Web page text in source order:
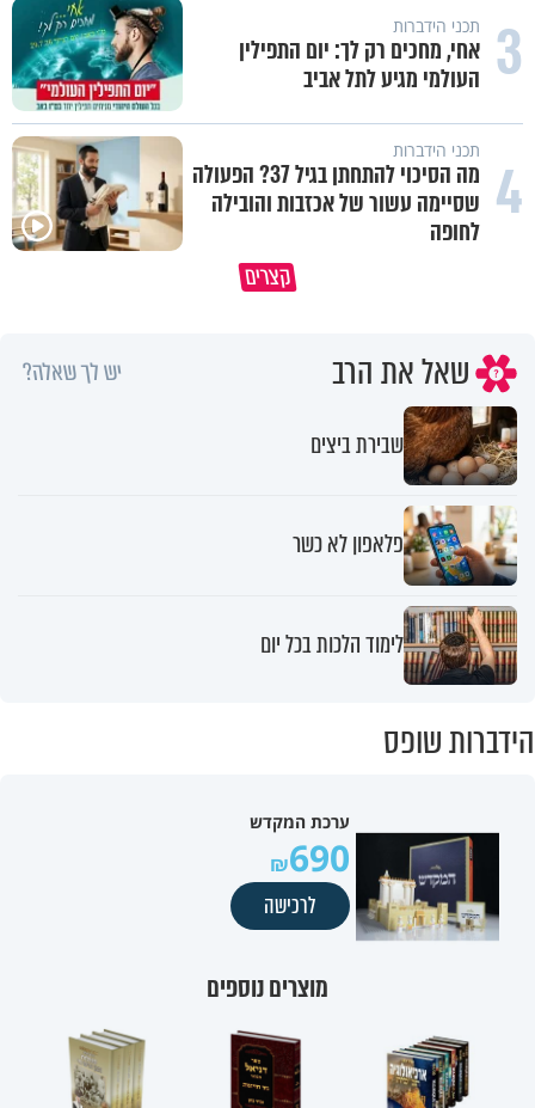
3 תכני הידברות
אחי, מחכים רק לך: יום התפילין
העולמי מגיע לתל אביב
4 תכני הידברות
מה הסיכוי להתחתן בגיל 37? הפעולה
שסיימה עשור של אכזבות והובילה
לחופה
קצרים
שאל את הרב יש לך שאלה?
שבירת ביצים
פלאפון לא כשר
לימוד הלכות בכל יום
הידברות שופס
ערכת המקדש
690
לרכישה
מוצרים נוספים